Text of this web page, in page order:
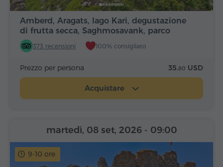
Amberd, Aragats, lago Kari, degustazione
di frutta secca, Saghmosavank, parco
Alfabeto
373 recensioni 100% consigliato
Prezzo per persona 35.80 USD
Acquistare
9-10 ore
martedì, 08 set, 2026 - 09:00